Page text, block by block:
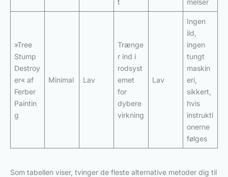
»Tree
Stump
Destroy
er« af
Ferber
Paintin
g
Minimal Lav
Trænge
r ind i
rodsyst
emet
for
dybere
virkning
Lav
Ingen
ild,
ingen
tungt
maskin
eri,
sikkert,
hvis
instrukti
onerne
følges
Som tabellen viser, tvinger de fleste alternative metoder dig til